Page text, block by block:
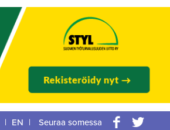
| EN |
Seuraa somessa